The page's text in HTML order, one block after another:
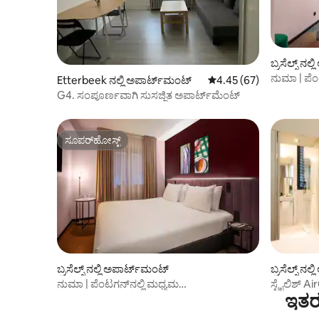
Etterbeek ನಲ್ಲಿ ಅಪಾರ್ಟ್‌ಮಂಟ್ 5 ರಲ್ಲಿ 4.45 ಸರಾಸರಿ
4.45 (67)
G4. ಸಂಪೂರ್ಣವಾಗಿ ಸುಸಜ್ಜಿತ ಅಪಾರ್ಟ್‌ಮೆಂಟ್
ಬ್ರಸೆಲ್ಸ್
ನುಮಾ |
ಸೂಪರ್‌ಹೋಸ್ಟ್
ಸೂಪರ್‌ಹೋಸ್ಟ್
ಬ್ರಸೆಲ್ಸ್ ನಲ್ಲಿ ಅಪಾರ್ಟ್‌ಮಂಟ್
ನುಮಾ | ಪೆಂಟಗನ್‌ನಲ್ಲಿ ಮಧ್ಯಮ
ಬ್ರಸೆಲ್ಸ್
ಸ್ಟೈಲಿಶ್